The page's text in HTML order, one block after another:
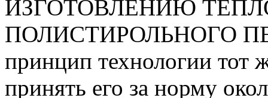
ИЗГОТОВЛЕНИЮ
ПОЛИСТИРОЛЬНОГО
принцип технологии тот
принять его за норму